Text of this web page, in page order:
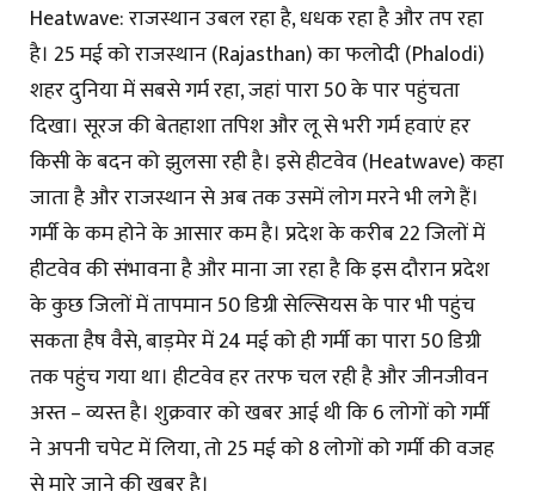
Heatwave: राजस्थान उबल रहा है, धधक रहा है और तप रहा
है। 25 मई को राजस्थान (Rajasthan) का फलोदी (Phalodi)
शहर दुनिया में सबसे गर्म रहा, जहां पारा 50 के पार पहुंचता
दिखा। सूरज की बेतहाशा तपिश और लू से भरी गर्म हवाएं हर
किसी के बदन को झुलसा रही है। इसे हीटवेव (Heatwave) कहा
जाता है और राजस्थान से अब तक उसमें लोग मरने भी लगे हैं।
गर्मी के कम होने के आसार कम है। प्रदेश के करीब 22 जिलों में
हीटवेव की संभावना है और माना जा रहा है कि इस दौरान प्रदेश
के कुछ जिलों में तापमान 50 डिग्री सेल्सियस के पार भी पहुंच
सकता हैष वैसे, बाड़मेर में 24 मई को ही गर्मी का पारा 50 डिग्री
तक पहुंच गया था। हीटवेव हर तरफ चल रही है और जीनजीवन
अस्त – व्यस्त है। शुक्रवार को खबर आई थी कि 6 लोगों को गर्मी
ने अपनी चपेट में लिया, तो 25 मई को 8 लोगों को गर्मी की वजह